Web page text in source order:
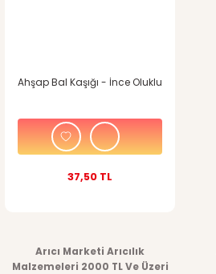
Ahşap Bal Kaşığı - İnce Oluklu
37,50 TL
Arıcı Marketi Arıcılık
Malzemeleri 2000 TL Ve Üzeri